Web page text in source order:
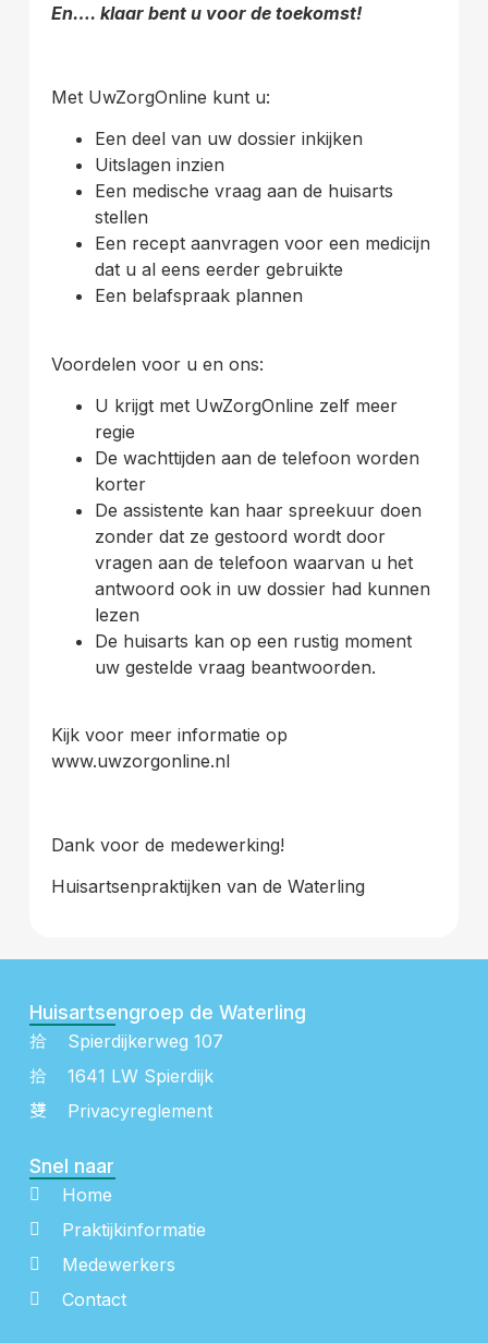
En…. klaar bent u voor de toekomst!
Met UwZorgOnline kunt u:
Een deel van uw dossier inkijken
Uitslagen inzien
Een medische vraag aan de huisarts
stellen
Een recept aanvragen voor een medicijn
dat u al eens eerder gebruikte
Een belafspraak plannen
Voordelen voor u en ons:
U krijgt met UwZorgOnline zelf meer
regie
De wachttijden aan de telefoon worden
korter
De assistente kan haar spreekuur doen
zonder dat ze gestoord wordt door
vragen aan de telefoon waarvan u het
antwoord ook in uw dossier had kunnen
lezen
De huisarts kan op een rustig moment
uw gestelde vraag beantwoorden.
Kijk voor meer informatie op
www.uwzorgonline.nl
Dank voor de medewerking!
Huisartsenpraktijken van de Waterling
Huisartsengroep de Waterling
Spierdijkerweg 107
1641 LW Spierdijk
Privacyreglement
Snel naar
Home
Praktijkinformatie
Medewerkers
Contact